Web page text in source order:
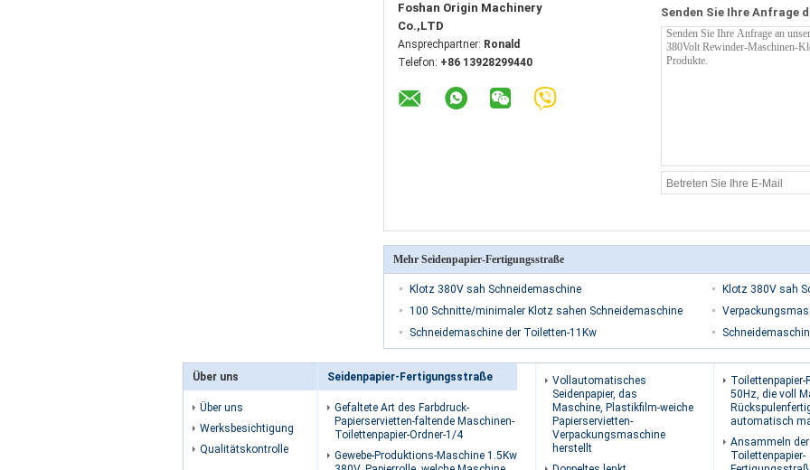
Foshan Origin Machinery
Co.,LTD
Ansprechpartner: Ronald
Telefon: +86 13928299440
Senden Sie Ihre Anfrage
Mehr Seidenpapier-Fertigungsstraße
Klotz 380V sah Schneidemaschine
Klotz 380V sah
100 Schnitte/minimaler Klotz sahen Schneidemaschine
Schneidemaschine der Toiletten-11Kw
Über uns
Über uns
Werksbesichtigung
Qualitätskontrolle
Seidenpapier-Fertigungsstraße
Gefaltete Art des Farbdruck-
Papierservietten-faltende Maschinen-
Toilettenpapier-Ordner-1/4
Gewebe-Produktions-Maschine 1.5Kw
Vollautomatisches
Seidenpapier, das
Maschine, Plastikfilm-weiche
Papierservietten-
Verpackungsmaschine
herstellt
Toilettenpapier-
50Hz, die voll
automatisch
Ansammeln der
Toilettenpapier-